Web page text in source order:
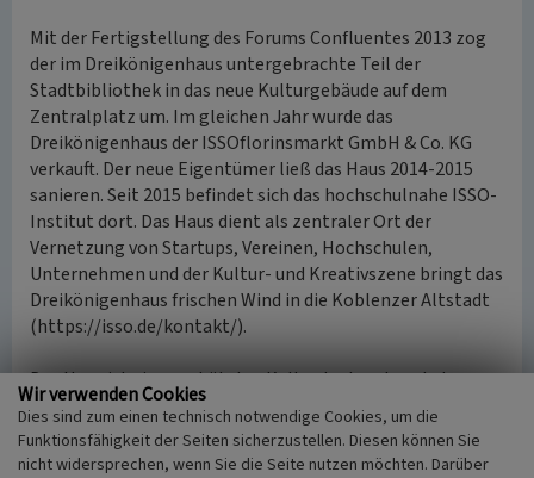
Mit der Fertigstellung des Forums Confluentes 2013 zog
der im Dreikönigenhaus untergebrachte Teil der
Stadtbibliothek in das neue Kulturgebäude auf dem
Zentralplatz um. Im gleichen Jahr wurde das
Dreikönigenhaus der ISSOflorinsmarkt GmbH & Co. KG
verkauft. Der neue Eigentümer ließ das Haus 2014-2015
sanieren. Seit 2015 befindet sich das hochschulnahe ISSO-
Institut dort. Das Haus dient als zentraler Ort der
Vernetzung von Startups, Vereinen, Hochschulen,
Unternehmen und der Kultur- und Kreativszene bringt das
Dreikönigenhaus frischen Wind in die Koblenzer Altstadt
(https://isso.de/kontakt/).
Das Haus ist ein geschütztes Kulturdenkmal nach dem
Denkmalschutzgesetz und in der Denkmalliste des Landes
Rheinland-Pfalz eingetragen. Es liegt in der Denkmalzone
Altstadt.
Wir verwenden Cookies
Dies sind zum einen technisch notwendige Cookies, um die
Funktionsfähigkeit der Seiten sicherzustellen. Diesen können Sie
nicht widersprechen, wenn Sie die Seite nutzen möchten. Darüber